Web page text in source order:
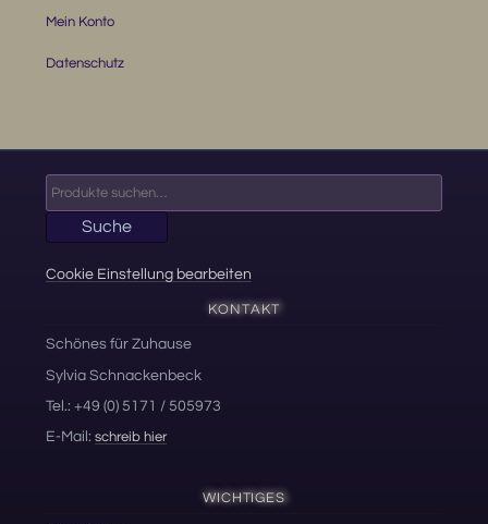
Mein Konto
Datenschutz
nach:
Suche
Cookie Einstellung bearbeiten
KONTAKT
Schönes für Zuhause
Sylvia Schnackenbeck
Tel.: +49 (0) 5171 / 505973
E-Mail:schreib hier
WICHTIGES